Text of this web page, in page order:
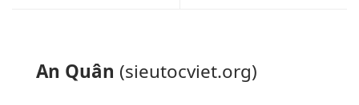
An Quân (sieutocviet.org)